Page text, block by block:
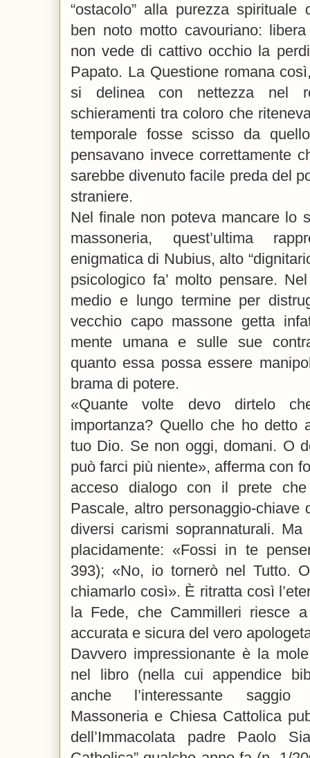
“ostacolo” alla purezza
ben noto motto cavouriano:
non vede di cattivo occhio la
Papato. La Questione romana
si delinea con nettezza nel
schieramenti tra coloro che
temporale fosse scisso da
pensavano invece correttamente
sarebbe divenuto facile preda del
straniere.
Nel finale non poteva mancare lo
massoneria, quest’ultima
enigmatica di Nubius, alto
psicologico fa’ molto pensare.
medio e lungo termine per
vecchio capo massone getta
mente umana e sulle sue
quanto essa possa essere
brama di potere.
«Quante volte devo dirtelo
importanza? Quello che ho detto
tuo Dio. Se non oggi, domani. O
può farci più niente», afferma con
acceso dialogo con il prete
Pascale, altro personaggio-chiave
diversi carismi soprannaturali.
placidamente: «Fossi in te
393); «No, io tornerò nel Tutto.
chiamarlo così». È ritratta così
la Fede, che Cammilleri riesce
accurata e sicura del vero
Davvero impressionante è la
nel libro (nella cui appendice
anche l’interessante saggio
Massoneria e Chiesa Cattolica
dell’Immacolata padre Paolo